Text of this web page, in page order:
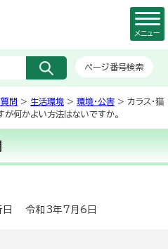
ページ番号検索
メニュー
問 > 生活環境 > 環境・公害 > カラス・猫
何かよい方法はないですか。
令和3年7月6日